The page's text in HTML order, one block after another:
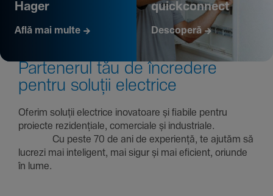
Hager
Află mai multe
quickconnect
Descoperă
Parte­nerul tău de încre­dere
pentru soluții electrice
Oferim soluții electrice inova­toare și fiabile pentru
proiecte rezi­den­țiale, comer­ciale și indus­triale.
Cu peste 70 de ani de expe­riență, te ajutăm să
lucrezi mai inte­li­gent, mai sigur și mai eficient, oriunde
în lume.